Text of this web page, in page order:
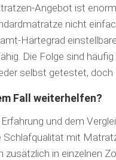
Angebot ist
nicht
Härtegrad
Die Folge sind
selbst getestet, doch
Fall weiterhelfen?
und dem
Schlafqualität mit
in einzelnen